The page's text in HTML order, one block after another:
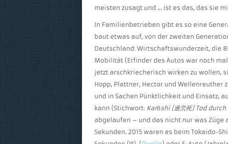
meisten zusagt und … ist es das, das sie
In Familienbetrieben gibt es so eine
baut etwas auf, von der zweiten
Deutschland: Wirtschaftswunderzeit, die
Mobilität (Erfinder des Autos war noch
jetzt arschkriecherisch wirken zu wollen,
Hopp, Plattner, Hector und
und in Sachen Pünktlichkeit und Einsatz,
kann (Stichwort: Karōshi (過労死) Tod
abgelaufen – und das nicht nur was Züge
Sekunden. 2015 waren es beim Tokaido-